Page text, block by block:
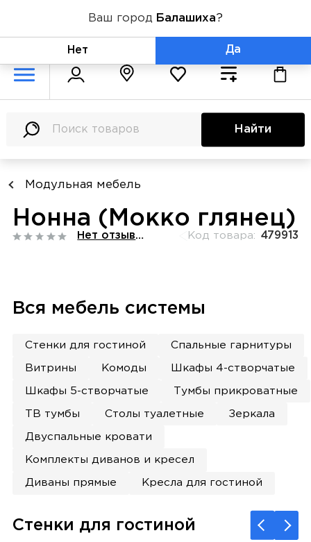
+7 (800) 775-71-06
Найти
Модульная мебель
Нонна (Мокко глянец)
Код товара: 479913
Нет отзывов
Вся мебель системы
Стенки для гостиной Спальные гарнитуры
Витрины Комоды Шкафы 4-створчатые
Шкафы 5-створчатые Тумбы прикроватные
ТВ тумбы Столы туалетные Зеркала
Двуспальные кровати
Комплекты диванов и кресел
Диваны прямые Кресла для гостиной
Стенки для гостиной
Ваш город Балашиха?
Нет Да